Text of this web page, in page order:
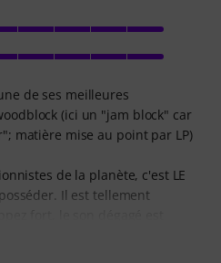
de ses meilleures
(ici un "jam block" car
matière mise au point par LP)
de la planète, c'est LE
Il est tellement